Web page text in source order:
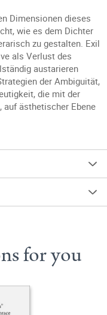
Dimensionen dieses
wie es dem Dichter
zu gestalten. Exil
als Verlust des
austarieren
der Ambiguität,
die mit der
auf ästhetischer Ebene
for you